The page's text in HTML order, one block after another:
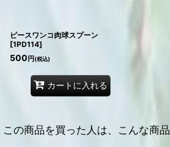
ピースワンコ肉球スプーン
[1PD114]
500 円(税込)
カートに入れる
この商品を買った人は、こんな商